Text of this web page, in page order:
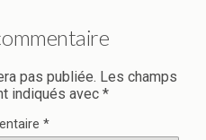
pas publiée. Les champs
indiqués avec *
*